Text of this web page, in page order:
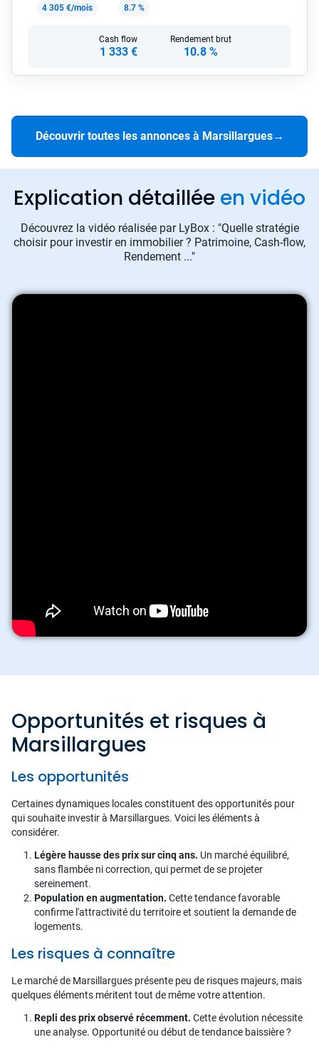
4 305 €/mois
8.7 %
Cash flow
1 333 €
Rendement brut
10.8 %
Découvrir toutes les annonces à Marsillargues→
Explication détaillée en vidéo
Découvrez la vidéo réalisée par LyBox : "Quelle stratégie
choisir pour investir en immobilier ? Patrimoine, Cash-flow,
Rendement ..."
Opportunités et risques à
Marsillargues
Les opportunités
Certaines dynamiques locales constituent des opportunités pour
qui souhaite investir à Marsillargues. Voici les éléments à
considérer.
Légère hausse des prix sur cinq ans. Un marché équilibré,
sans flambée ni correction, qui permet de se projeter
sereinement.
Population en augmentation. Cette tendance favorable
confirme l'attractivité du territoire et soutient la demande de
logements.
Les risques à connaître
Le marché de Marsillargues présente peu de risques majeurs, mais
quelques éléments méritent tout de même votre attention.
Repli des prix observé récemment. Cette évolution nécessite
une analyse. Opportunité ou début de tendance baissière ?